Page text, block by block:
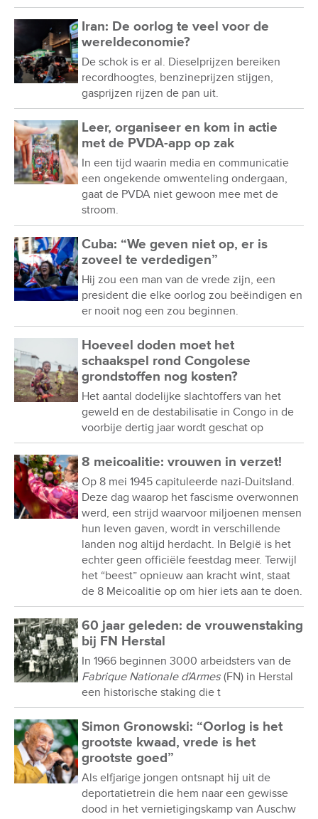
Iran: De oorlog te veel voor de
wereldeconomie?
De schok is er al. Dieselprijzen bereiken
recordhoogtes, benzineprijzen stijgen,
gasprijzen rijzen de pan uit.
Leer, organiseer en kom in actie
met de PVDA-app op zak
In een tijd waarin media en communicatie
een ongekende omwenteling ondergaan,
gaat de PVDA niet gewoon mee met de
stroom.
Cuba: “We geven niet op, er is
zoveel te verdedigen”
Hij zou een man van de vrede zijn, een
president die elke oorlog zou beëindigen en
er nooit nog een zou beginnen.
Hoeveel doden moet het
schaakspel rond Congolese
grondstoffen nog kosten?
Het aantal dodelijke slachtoffers van het
geweld en de destabilisatie in Congo in de
voorbije dertig jaar wordt geschat op
8 meicoalitie: vrouwen in verzet!
Op 8 mei 1945 capituleerde nazi-Duitsland.
Deze dag waarop het fascisme overwonnen
werd, een strijd waarvoor miljoenen mensen
hun leven gaven, wordt in verschillende
landen nog altijd herdacht. In België is het
echter geen officiële feestdag meer. Terwijl
het “beest” opnieuw aan kracht wint, staat
de 8 Meicoalitie op om hier iets aan te doen.
60 jaar geleden: de vrouwenstaking
bij FN Herstal
In 1966 beginnen 3000 arbeidsters van de
Fabrique Nationale d'Armes (FN) in Herstal
een historische staking die t
Simon Gronowski: “Oorlog is het
grootste kwaad, vrede is het
grootste goed”
Als elfjarige jongen ontsnapt hij uit de
deportatietrein die hem naar een gewisse
dood in het vernietigingskamp van Auschw